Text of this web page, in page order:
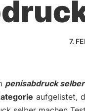
7.
penisabdruck
aufgelistet,